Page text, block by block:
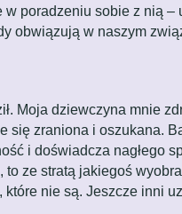
poradzeniu sobie z nią
obwiązują w naszym
Moja dziewczyna mnie
się zraniona i oszukana.
i doświadcza nagłego
to ze stratą jakiegoś
które nie są. Jeszcze inni